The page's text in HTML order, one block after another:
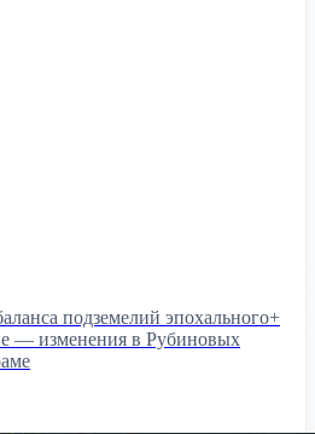
подземелий эпохального+
— изменения в Рубиновых